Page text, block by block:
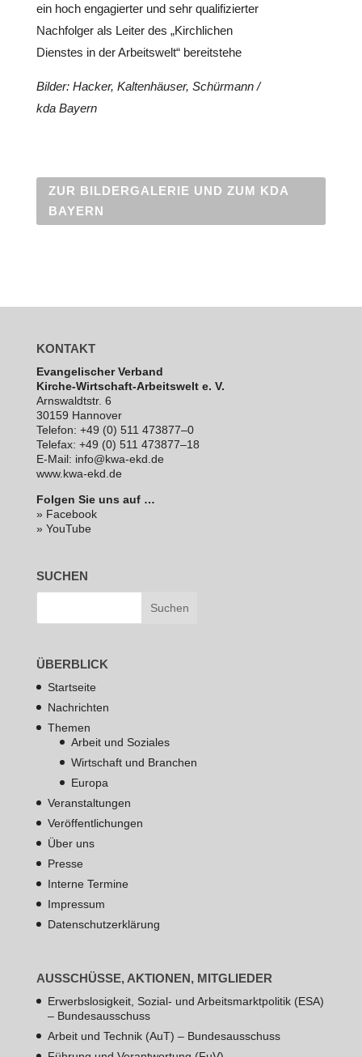
ein hoch enga­gier­ter und sehr qua­li­fi­zier­ter
Nach­fol­ger als Leiter des „Kirch­li­chen
Dienstes in der Arbeits­welt“ bereit­stehe
Bilder: Hacker, Kal­ten­häu­ser, Schür­mann /
kda Bayern
ZUR BIL­DER­GA­LE­RIE UND ZUM KDA
BAYERN
KONTAKT
Evan­ge­li­scher Verband
Kirche-Wirt­schaft-Arbeits­welt e. V.
Arns­waldt­str. 6
30159 Hannover
Telefon: +49 (0) 511 473877–0
Telefax: +49 (0) 511 473877–18
E‑Mail: info@kwa-ekd.de
www.kwa-ekd.de
Folgen Sie uns auf …
» Facebook
» YouTube
SUCHEN
ÜBERBLICK
Startseite
Nachrichten
Themen
Arbeit und Soziales
Wirtschaft und Branchen
Europa
Veranstaltungen
Veröffentlichungen
Über uns
Presse
Interne Termine
Impressum
Datenschutzerklärung
AUSSCHÜSSE, AKTIONEN, MITGLIEDER
Erwerbslosigkeit, Sozial- und Arbeitsmarktpolitik (ESA)
– Bundesausschuss
Arbeit und Technik (AuT) – Bundesausschuss